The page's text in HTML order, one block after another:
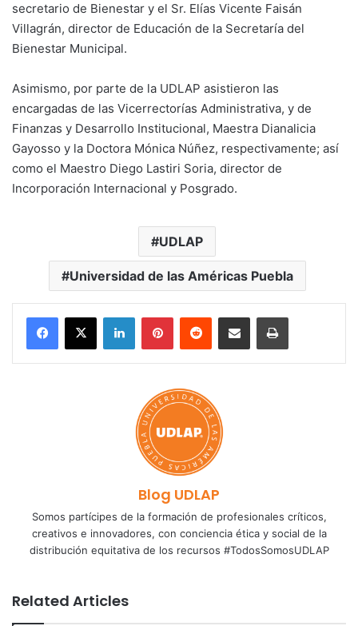
secretario de Bienestar y el Sr. Elías Vicente Faisán
Villagrán, director de Educación de la Secretaría del
Bienestar Municipal.
Asimismo, por parte de la UDLAP asistieron las
encargadas de las Vicerrectorías Administrativa, y de
Finanzas y Desarrollo Institucional, Maestra Dianalicia
Gayosso y la Doctora Mónica Núñez, respectivamente; así
como el Maestro Diego Lastiri Soria, director de
Incorporación Internacional y Posgrado.
UDLAP
Universidad de las Américas Puebla
LinkedInPinterestReddit Share via Email Print
Blog UDLAP
Somos partícipes de la formación de profesionales críticos,
creativos e innovadores, con conciencia ética y social de la
distribución equitativa de los recursos #TodosSomosUDLAP
Related Articles